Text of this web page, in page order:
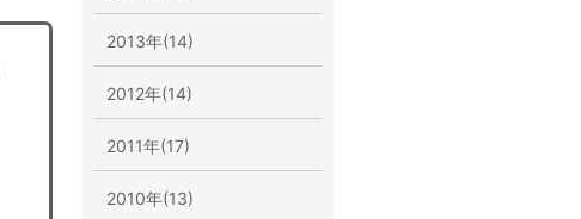
2013年(14)
2012年(14)
2011年(17)
2010年(13)